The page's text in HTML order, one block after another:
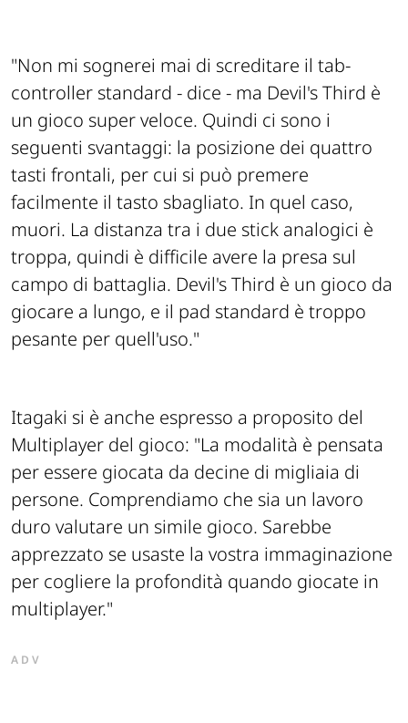
"Non mi sognerei mai di screditare il tab-
controller standard - dice - ma Devil's Third è
un gioco super veloce. Quindi ci sono i
seguenti svantaggi: la posizione dei quattro
tasti frontali, per cui si può premere
facilmente il tasto sbagliato. In quel caso,
muori. La distanza tra i due stick analogici è
troppa, quindi è difficile avere la presa sul
campo di battaglia. Devil's Third è un gioco da
giocare a lungo, e il pad standard è troppo
pesante per quell'uso."
Itagaki si è anche espresso a proposito del
Multiplayer del gioco: "La modalità è pensata
per essere giocata da decine di migliaia di
persone. Comprendiamo che sia un lavoro
duro valutare un simile gioco. Sarebbe
apprezzato se usaste la vostra immaginazione
per cogliere la profondità quando giocate in
multiplayer."
ADV